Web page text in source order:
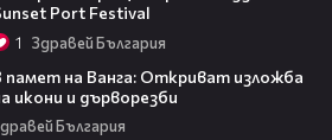
Port Festival
1 Здравей България
памет на Ванга: Откриват изложба
икони и дърворезби
България